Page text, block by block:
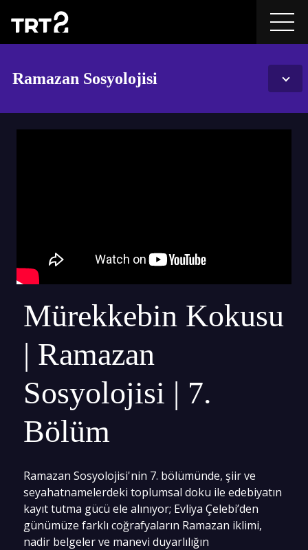
Ramazan Sosyolojisi
Mürekkebin Kokusu
| Ramazan
Sosyolojisi | 7.
Bölüm
Ramazan Sosyolojisi'nin 7. bölümünde, şiir ve
seyahatnamelerdeki toplumsal doku ile edebiyatın
kayıt tutma gücü ele alınıyor; Evliya Çelebi’den
günümüze farklı coğrafyaların Ramazan iklimi,
nadir belgeler ve manevi duyarlılığın